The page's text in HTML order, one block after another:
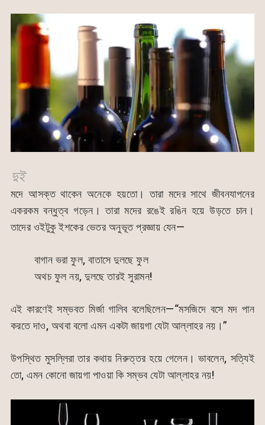
দুই
মদে আসক্ত থাকেন অনেকে হয়তো। তারা মদের সাথে জীবনযাপনের
একরকম বন্ধুত্ব গড়েন। তারা মদের রঙেই রঙিন হয়ে উড়তে চান।
তাদের ওইটুকু ইশকের ভেতর অনুভূত প্রজ্ঞায় যেন—
বাগান ভরা ফুল, বাতাসে দুলছে ফুল
অথচ ফুল নয়, দুলছে তারই সুরামন!
এই কারণেই সম্ভবত মির্জা গালিব বলেছিলেন—“মসজিদে বসে মদ পান
করতে দাও, অথবা বলো এমন একটা জায়গা যেটা আল্লাহর নয়।”
উপস্থিত মুসল্লিরা তার কথায় নিরুত্তর হয়ে গেলেন। ভাবলেন, সত্যিই
তো, এমন কোনো জায়গা পাওয়া কি সম্ভব যেটা আল্লাহর নয়!